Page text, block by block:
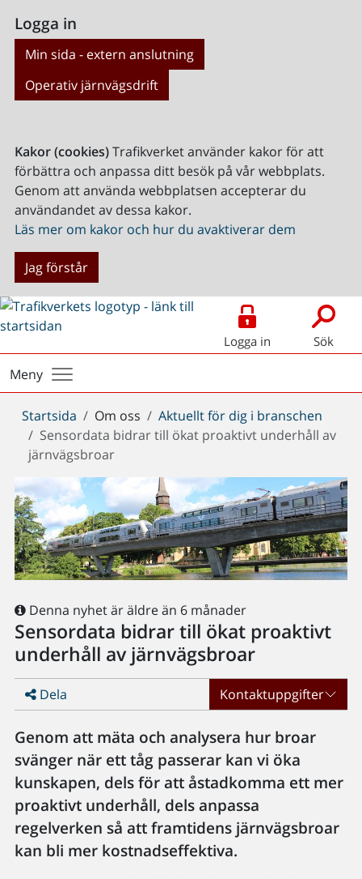
Logga in
Min sida - extern anslutning
Operativ järnvägsdrift
Kakor (cookies)Trafikverket använder kakor för att
förbättra och anpassa ditt besök på vår webbplats.
Genom att använda webbplatsen accepterar du
användandet av dessa kakor.
Läs mer om kakor och hur du avaktiverar dem
Jag förstår
Logga in Sök
Meny
Du
är
här:
Startsida Om oss
Aktuellt för dig i branschen
Sensordata bidrar till ökat proaktivt underhåll av
järnvägsbroar
Denna nyhet är äldre än 6 månader
Sensordata bidrar till ökat proaktivt
underhåll av järnvägsbroar
Dela Kontaktuppgifter
Genom att mäta och analysera hur broar
svänger när ett tåg passerar kan vi öka
kunskapen, dels för att åstadkomma ett mer
proaktivt underhåll, dels anpassa
regelverken så att framtidens järnvägsbroar
kan bli mer kostnadseffektiva.